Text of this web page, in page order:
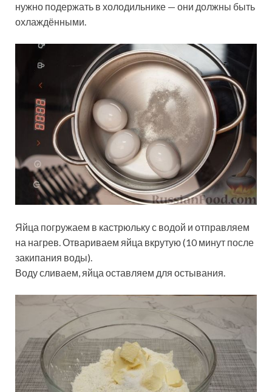
нужно подержать в холодильнике — они должны быть
охлаждёнными.
Яйца погружаем в кастрюльку с водой и отправляем
на нагрев. Отвариваем яйца вкрутую (10 минут после
закипания воды).
Воду сливаем, яйца оставляем для остывания.